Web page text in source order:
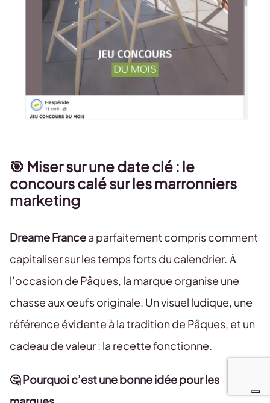
🎯 Miser sur une date clé : le
concours calé sur les marronniers
marketing
Dreame Francea parfaitement compris comment
capitaliser sur les temps forts du calendrier. À
l’occasion de Pâques, la marque organise une
chasse aux œufs originale. Un visuel ludique, une
référence évidente à la tradition de Pâques, et un
cadeau de valeur : la recette fonctionne.
🤔 Pourquoi c’est une bonne idée pour les